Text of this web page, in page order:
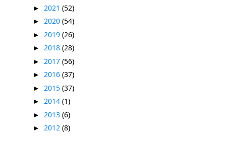
► 2021 (52)
► 2020 (54)
► 2019 (26)
► 2018 (28)
► 2017 (56)
► 2016 (37)
► 2015 (37)
► 2014 (1)
► 2013 (6)
► 2012 (8)